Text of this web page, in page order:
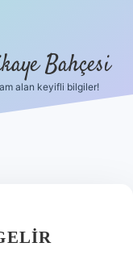
Bahçesi
alan keyifli bilgiler!